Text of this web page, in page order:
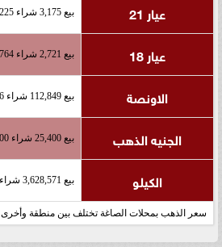
عيار 21 بيع 3,175 شراء 3,225
عيار 18 بيع 2,721 شراء 2,764
الاونصة بيع 112,849 شراء 114,626
الجنيه الذهب بيع 25,400 شراء 25,800
الكيلو بيع 3,628,571 شراء 3,685,714
سعر الذهب بمحلات الصاغة تختلف بين منطقة وأخرى